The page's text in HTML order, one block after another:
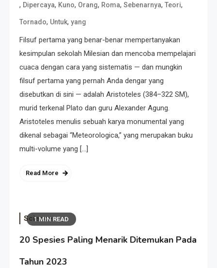
, Dipercaya, Kuno, Orang, Roma, Sebenarnya, Teori,
Tornado, Untuk, yang
Filsuf pertama yang benar-benar mempertanyakan
kesimpulan sekolah Milesian dan mencoba mempelajari
cuaca dengan cara yang sistematis — dan mungkin
filsuf pertama yang pernah Anda dengar yang
disebutkan di sini — adalah Aristoteles (384–322 SM),
murid terkenal Plato dan guru Alexander Agung.
Aristoteles menulis sebuah karya monumental yang
dikenal sebagai “Meteorologica,” yang merupakan buku
multi-volume yang […]
Read More
1 MIN READ
Science
20 Spesies Paling Menarik Ditemukan Pada
Tahun 2023